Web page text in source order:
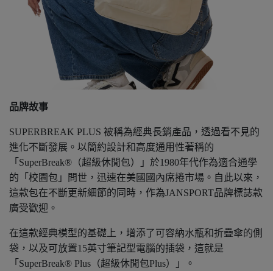
品牌故事
SUPERBREAK PLUS 被稱為經典長銷產品，透過看不見的
進化不斷發展。以簡約設計和高度通用性著稱的
「SuperBreak®（超級休閒包）」於1980年代作為適合通學
的「校園包」問世，迅速在美國國內席捲市場。自此以來，
這款包在不斷更新細節的同時，作為JANSPORT品牌標誌款
廣受歡迎。
在這款經典模型的基礎上，增添了可容納水瓶和折疊傘的側
袋，以及可放置15英寸筆記型電腦的插袋，這就是
「SuperBreak® Plus（超級休閒包Plus）」。